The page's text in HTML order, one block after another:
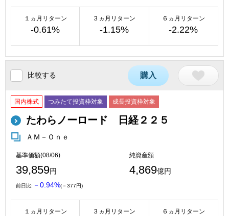
１ヵ月リターン
-0.61%
３ヵ月リターン
-1.15%
６ヵ月リターン
-2.22%
比較する 購入
国内株式 つみたて投資枠対象 成長投資枠対象
たわらノーロード 日経２２５
ＡＭ－Ｏｎｅ
基準価額(08/06)
39,859円
純資産額
4,869億円
前日比: －0.94%(－377円)
１ヵ月リターン ３ヵ月リターン ６ヵ月リターン